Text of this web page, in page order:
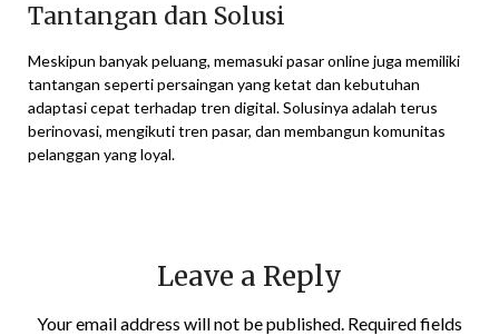
Tantangan dan Solusi
Meskipun banyak peluang, memasuki pasar online juga memiliki
tantangan seperti persaingan yang ketat dan kebutuhan
adaptasi cepat terhadap tren digital. Solusinya adalah terus
berinovasi, mengikuti tren pasar, dan membangun komunitas
pelanggan yang loyal.
Leave a Reply
Your email address will not be published. Required fields